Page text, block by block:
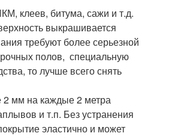
клеев, битума, сажи и т.д.
выкрашивается
требуют более серьезной
полов, специальную
то лучше всего снять
мм на каждые 2 метра
и т.п. Без устранения
эластично и может